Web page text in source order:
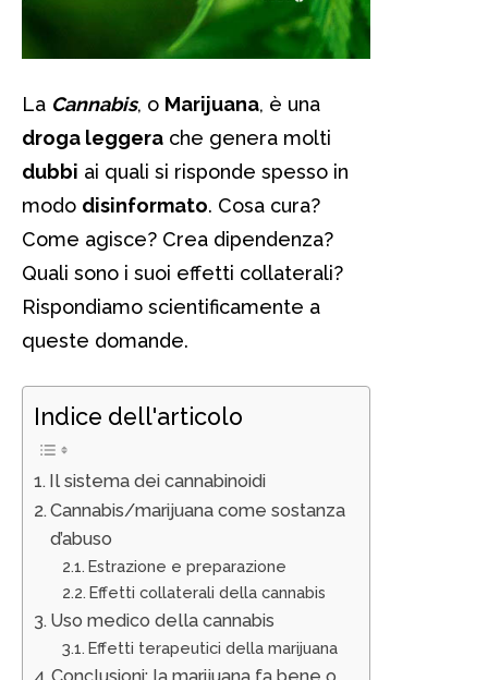
La Cannabis, o Marijuana, è una
droga leggera che genera molti
dubbi ai quali si risponde spesso in
modo disinformato. Cosa cura?
Come agisce? Crea dipendenza?
Quali sono i suoi effetti collaterali?
Rispondiamo scientificamente a
queste domande.
Indice dell'articolo
Il sistema dei cannabinoidi
Cannabis/marijuana come sostanza
d’abuso
Estrazione e preparazione
Effetti collaterali della cannabis
Uso medico della cannabis
Effetti terapeutici della marijuana
Conclusioni: la marijuana fa bene o